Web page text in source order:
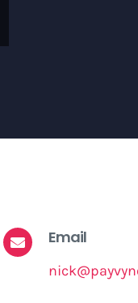
Email